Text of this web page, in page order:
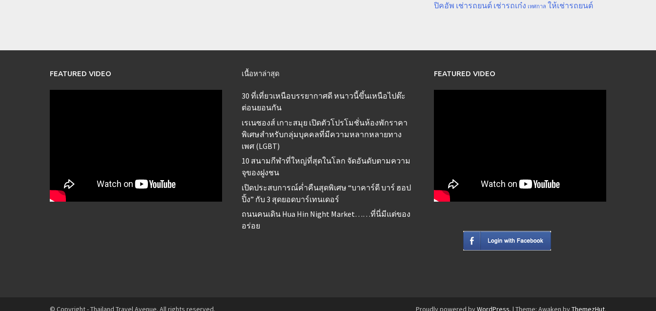
ปิคอัพ เช่ารถยนต์ เช่ารถเก๋ง เทศกาล ให้เช่ารถยนต์
FEATURED VIDEO เนื้อหาล่าสุด
30 ที่เที่ยวเหนือบรรยากาศดี หนาวนี้ขึ้นเหนือไปต๊ะ
ต่อนยอนกัน
เรเนซองส์ เกาะสมุย เปิดตัวโปรโมชั่นห้องพักราคา
พิเศษสำหรับกลุ่มบุคคลที่มีความหลากหลายทาง
เพศ (LGBT)
10 สนามกีฬาที่ใหญ่ที่สุดในโลก จัดอันดับตามความ
จุของฝูงชน
เปิดประสบการณ์ค่ำคืนสุดพิเศษ “บาคาร์ดี บาร์ ฮอป
ปิ้ง” กับ 3 สุดยอดบาร์เทนเดอร์
ถนนคนเดิน Hua Hin Night Market……ที่นี่มีแต่ของ
อร่อย
FEATURED VIDEO
© Copyright - Thailand Travel Avenue. All rights reserved. Proudly powered byWordPress. | Theme: Awaken byThemezHut.